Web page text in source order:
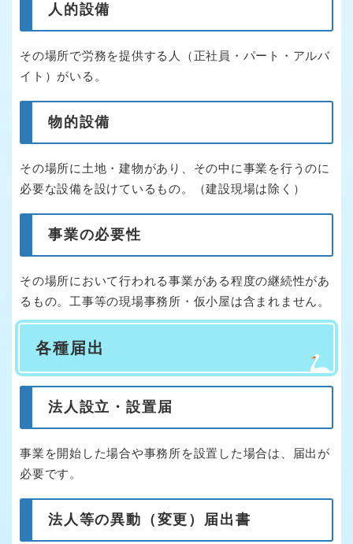
人的設備
その場所で労務を提供する人（正社員・パート・アルバ
イト）がいる。
物的設備
その場所に土地・建物があり、その中に事業を行うのに
必要な設備を設けているもの。（建設現場は除く）
事業の必要性
その場所において行われる事業がある程度の継続性があ
るもの。工事等の現場事務所・仮小屋は含まれません。
各種届出
法人設立・設置届
事業を開始した場合や事務所を設置した場合は、届出が
必要です。
法人等の異動（変更）届出書